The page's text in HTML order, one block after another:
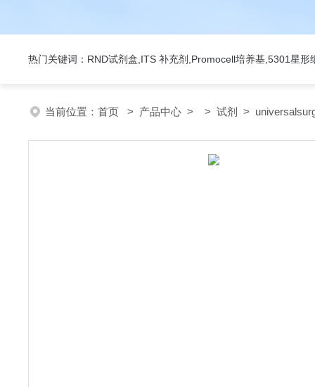
热门关键词：RND试剂盒,ITS 补充剂,Promocell培养基,5301星形
当前位置： 首页 > 产品中心 > > 试剂 >